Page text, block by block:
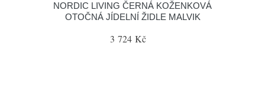
NORDIC LIVING ČERNÁ KOŽENKOVÁ
OTOČNÁ JÍDELNÍ ŽIDLE MALVIK
3 724 Kč